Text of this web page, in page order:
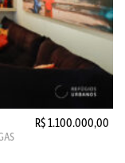
R$ 1.100.000,00